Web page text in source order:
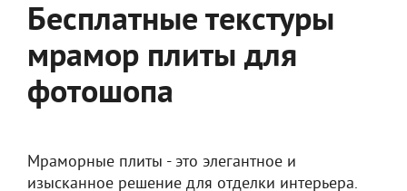
Бесплатные текстуры
мрамор плиты для
фотошопа
Мраморные плиты - это элегантное и
изысканное решение для отделки интерьера.